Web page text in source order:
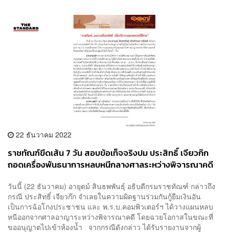
22 ธันวาคม 2022
ราชทัณฑ์ขีดเส้น 7 วัน สอบข้อเท็จจริงปม ประสิทธิ์ เจียวก๊ก
ถอดเครื่องพันธนาการหลบหนีกลางศาลระหว่างพิจารณาคดี
วันนี้ (22 ธันวาคม) อายุตม์ สินธพพันธุ์ อธิบดีกรมราชทัณฑ์ กล่าวถึง
กรณี ประสิทธิ์ เจียวก๊ก จำเลยในความผิดฐานร่วมกันกู้ยืมเงินอัน
เป็นการฉ้อโกงประชาชน และ พ.ร.บ.คอมพิวเตอร์ฯ ได้วางแผนหลบ
หนีออกจากศาลอาญาระหว่างพิจารณาคดี โดยฉวยโอกาสในขณะที่
ขออนุญาตไปเข้าห้องน้ำ จากกรณีดังกล่าว ได้รับรายงานจากผู้